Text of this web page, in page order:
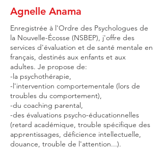
Agnelle Anama
Enregistrée à l'Ordre des Psychologues de
la Nouvelle-Écosse (NSBEP), j'offre des
services d'évaluation et de santé mentale en
français, destinés aux enfants et aux
adultes. Je propose de:
-la psychothérapie,
-l'intervention comportementale (lors de
troubles du comportement),
-du coaching parental,
-des évaluations psycho-éducationnelles
(retard académique, trouble spécifique des
apprentissages, déficience intellectuelle,
douance, trouble de l'attention...).